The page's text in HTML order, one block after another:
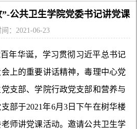
公共卫生学院党委书记讲党课
间：2021-06-23
年华诞，学习贯彻习近平总书记
上的重要讲话精神，毒理中心党
支部、学院行政党支部和营养与
部于2021年6月3日下午在树华楼
师讲党课活动。邀请公共卫生学